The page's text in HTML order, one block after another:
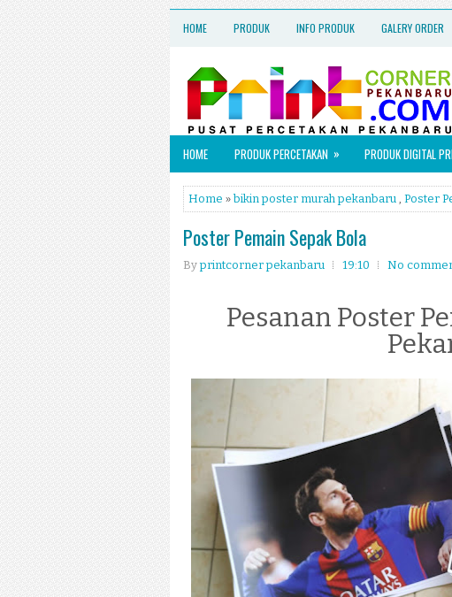
HOME PRODUK INFO PRODUK GALERY ORDER
HOME PRODUK PERCETAKAN » PRODUK DIGITAL
Home »bikin poster murah pekanbaru , Poster
Poster Pemain Sepak Bola
Byprintcorner pekanbaru 19:10 No
Pesanan Poster